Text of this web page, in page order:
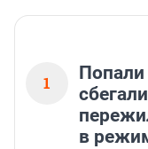
1
Попали
в